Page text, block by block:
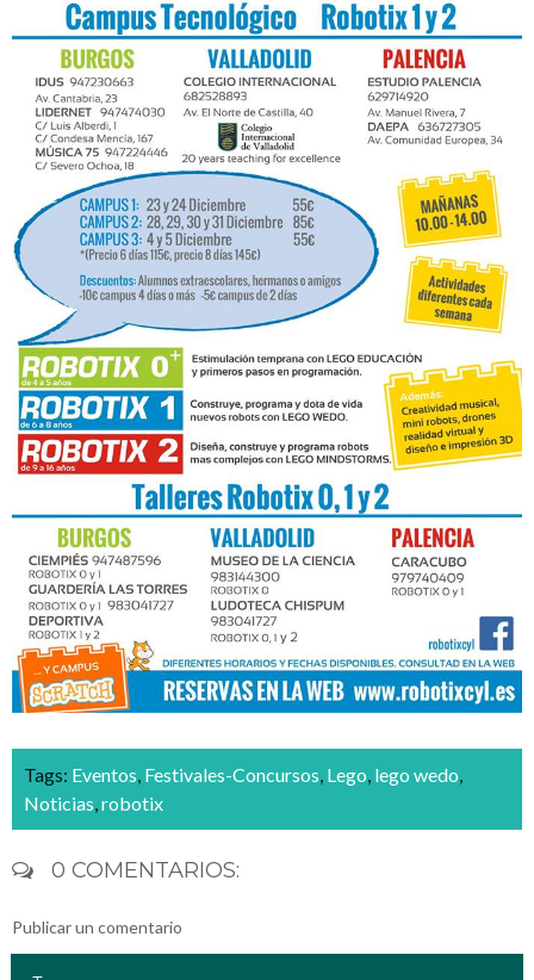
Tags: Eventos, Festivales-Concursos, Lego, lego wedo,
Noticias,robotix
0 COMENTARIOS:
Publicar un comentario